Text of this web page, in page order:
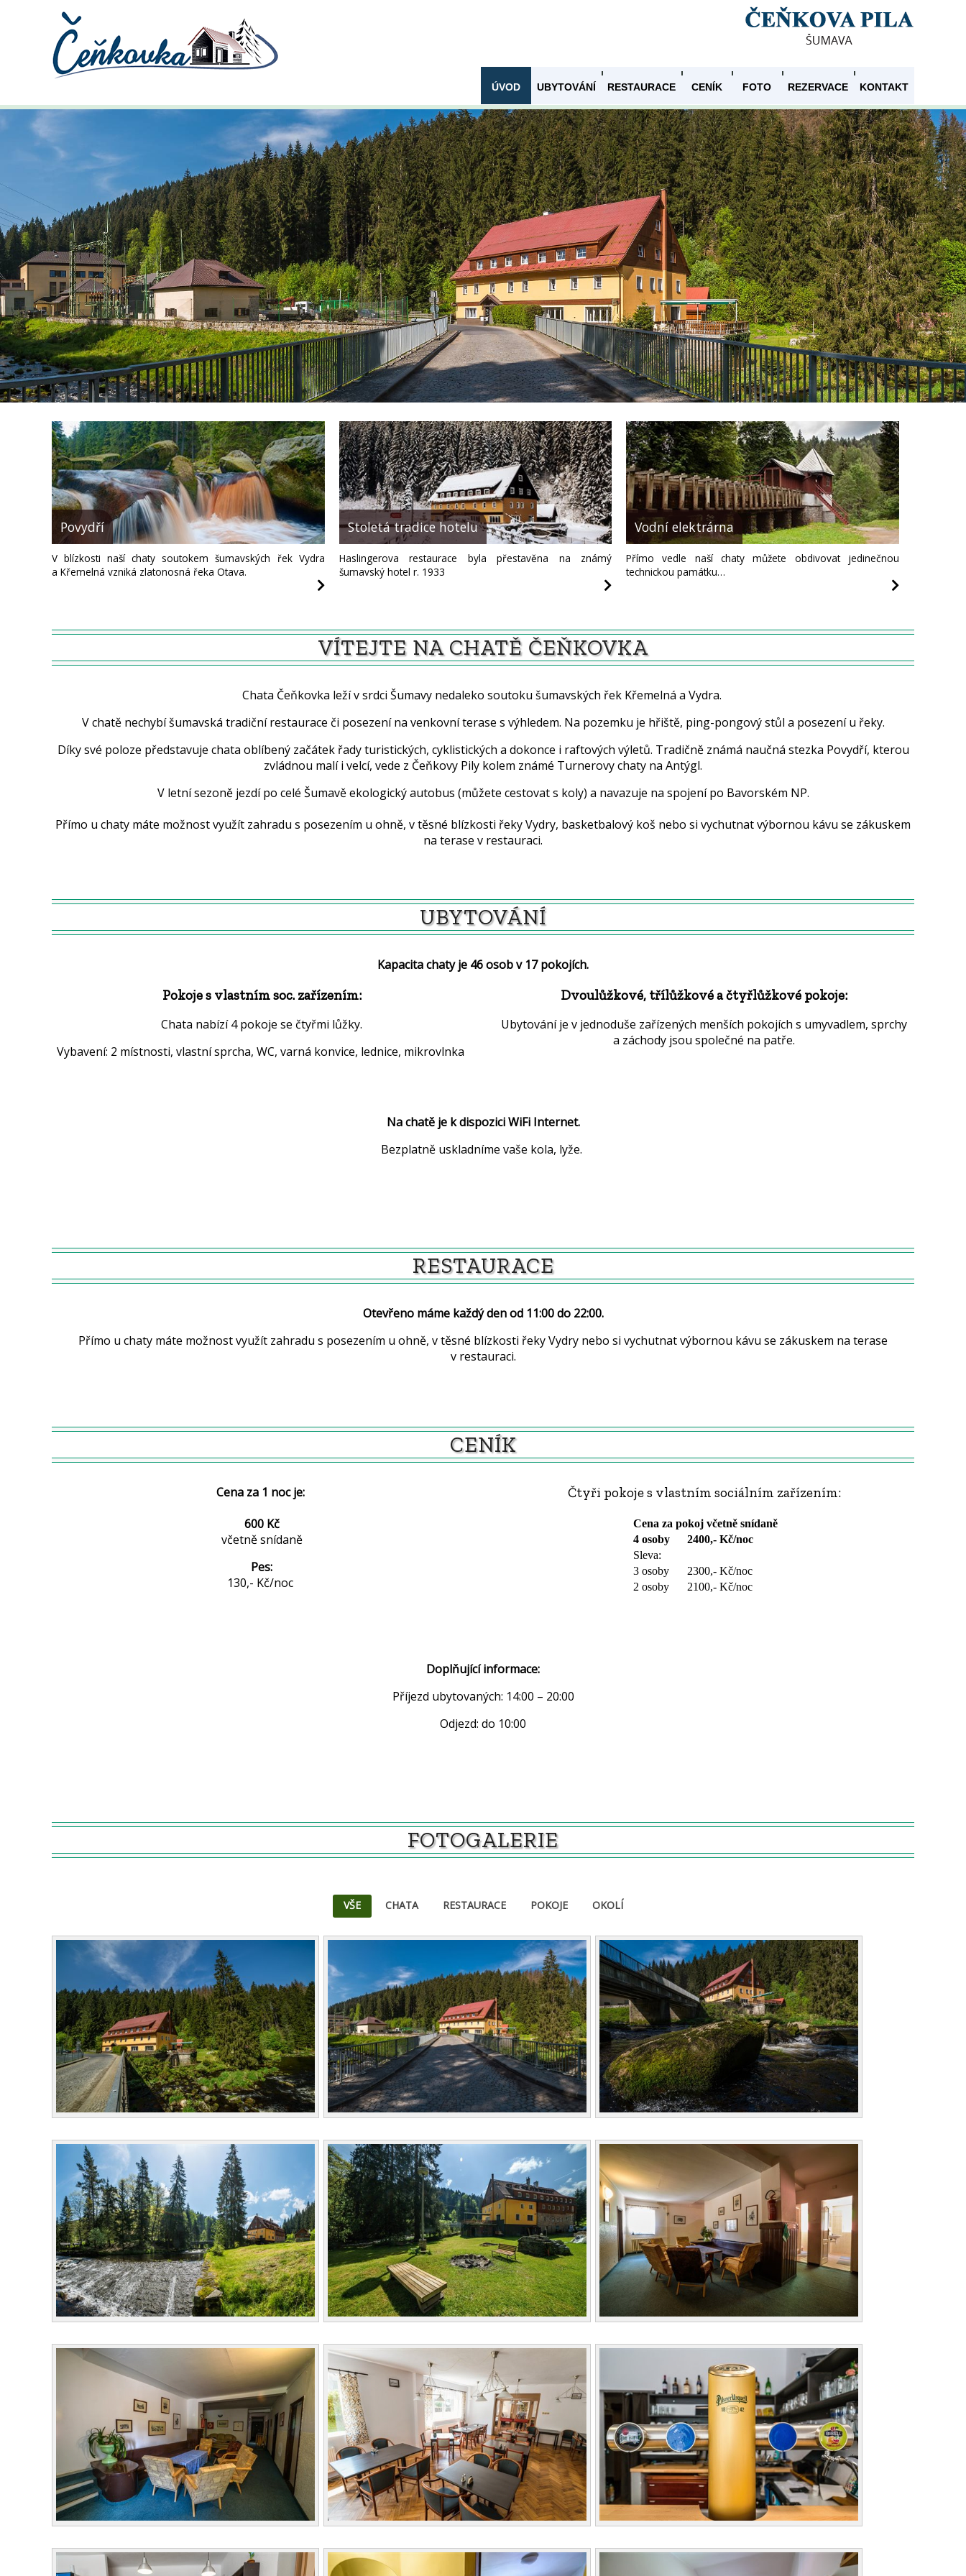
ÚVOD UBYTOVÁNÍ RESTAURACE CENÍK FOTO REZERVACE KONTAKT
Povydří
V blízkosti naší chaty soutokem šumavských řek Vydra
a Křemelná vzniká zlatonosná řeka Otava.
Stoletá tradice hotelu
Haslingerova restaurace byla přestavěna na známý
šumavský hotel r. 1933
Vodní elektrárna
Přímo vedle naší chaty můžete obdivovat jedinečnou
technickou památku…
VÍTEJTE NA CHATĚ ČEŇKOVKA
Chata Čeňkovka leží v srdci Šumavy nedaleko soutoku šumavských řek Křemelná a Vydra.
V chatě nechybí šumavská tradiční restaurace či posezení na venkovní terase s výhledem. Na pozemku je hřiště, ping-pongový stůl a posezení u řeky.
Díky své poloze představuje chata oblíbený začátek řady turistických, cyklistických a dokonce i raftových výletů. Tradičně známá naučná stezka Povydří, kterou
zvládnou malí i velcí, vede z Čeňkovy Pily kolem známé Turnerovy chaty na Antýgl.
V letní sezoně jezdí po celé Šumavě ekologický autobus (můžete cestovat s koly) a navazuje na spojení po Bavorském NP.
Přímo u chaty máte možnost využít zahradu s posezením u ohně, v těsné blízkosti řeky Vydry, basketbalový koš nebo si vychutnat výbornou kávu se zákuskem
na terase v restauraci.
UBYTOVÁNÍ
Kapacita chaty je 46 osob v 17 pokojích.
Pokoje s vlastním soc. zařízením:
Chata nabízí 4 pokoje se čtyřmi lůžky.
Vybavení: 2 místnosti, vlastní sprcha, WC, varná konvice, lednice, mikrovlnka
Dvoulůžkové, třílůžkové a čtyřlůžkové pokoje:
Ubytování je v jednoduše zařízených menších pokojích s umyvadlem, sprchy
a záchody jsou společné na patře.
Na chatě je k dispozici WiFi Internet.
Bezplatně uskladníme vaše kola, lyže.
RESTAURACE
Otevřeno máme každý den od 11:00 do 22:00.
Přímo u chaty máte možnost využít zahradu s posezením u ohně, v těsné blízkosti řeky Vydry nebo si vychutnat výbornou kávu se zákuskem na terase
v restauraci.
CENÍK
Cena za 1 noc je:
600 Kč
včetně snídaně
Pes:
130,- Kč/noc
Čtyři pokoje s vlastním sociálním zařízením:
Cena za pokoj včetně snídaně
4 osoby
2400,- Kč/noc
Sleva:
3 osoby
2300,- Kč/noc
2 osoby
2100,- Kč/noc
Doplňující informace:
Příjezd ubytovaných: 14:00 – 20:00
Odjezd: do 10:00
FOTOGALERIE
VŠE CHATA RESTAURACE POKOJE OKOLÍ